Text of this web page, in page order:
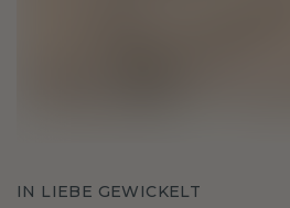
IN LIEBE GEWICKELT